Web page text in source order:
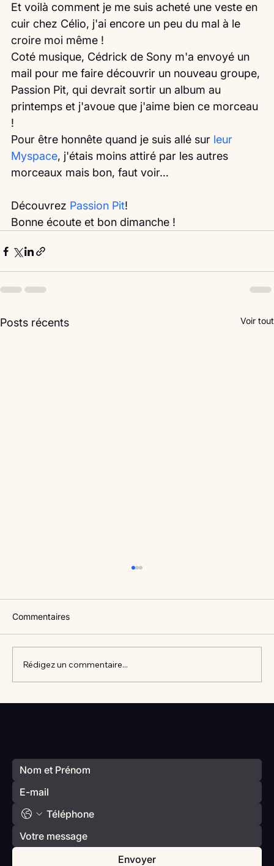
Et voilà comment je me suis acheté une veste en
cuir chez Célio, j'ai encore un peu du mal à le
croire moi même !
Coté musique, Cédrick de Sony m'a envoyé un
mail pour me faire découvrir un nouveau groupe,
Passion Pit, qui devrait sortir un album au
printemps et j'avoue que j'aime bien ce morceau
!
Pour être honnête quand je suis allé sur leur
Myspace, j'étais moins attiré par les autres
morceaux mais bon, faut voir…
Découvrez Passion Pit!
Bonne écoute et bon dimanche !
Posts récents Voir tout
Commentaires
Rédigez un commentaire...
Envoyer